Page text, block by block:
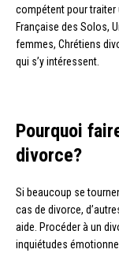
compétent pour traiter
Française des Solos,
femmes, Chrétiens
qui s’y intéressent.
Pourquoi
divorce?
Si beaucoup se
cas de divorce,
aide. Procéder à un
inquiétudes